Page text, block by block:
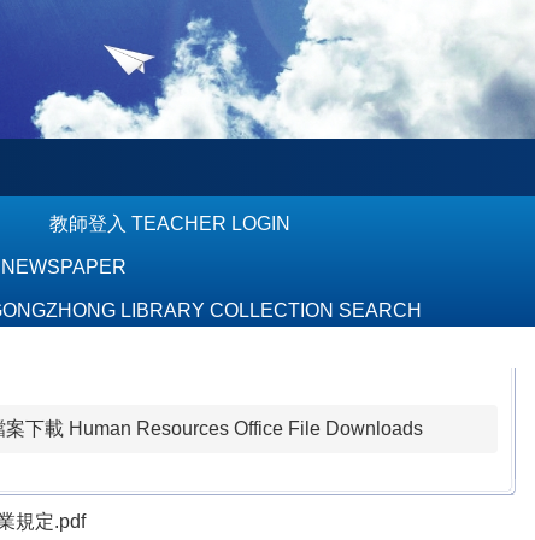
教師登入 TEACHER LOGIN
LIBRARY COLLECTION SEARCH
案下載 Human Resources Office File Downloads
規定.pdf